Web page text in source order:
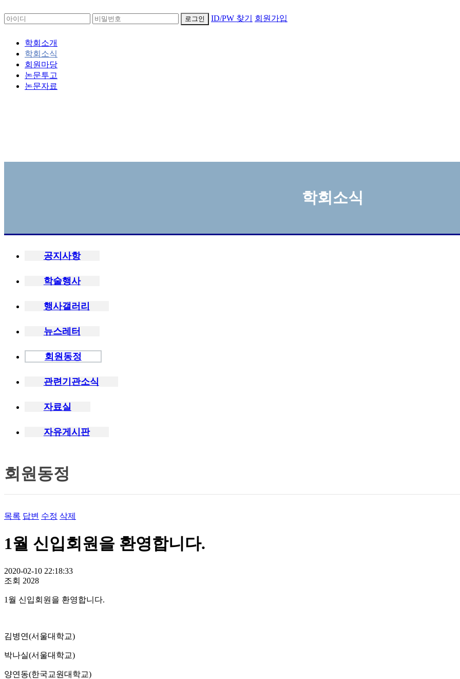
로그인 ID/PW 찾기 회원가입
학회소개
학회소식
회원마당
논문투고
논문자료
학회소식
공지사항
학술행사
행사갤러리
뉴스레터
회원동정
관련기관소식
자료실
자유게시판
회원동정
목록 답변 수정 삭제
1월 신입회원을 환영합니다.
2020-02-10 22:18:33
조회 2028
1월 신입회원을 환영합니다.
김병연(서울대학교)
박나실(서울대학교)
양연동(한국교원대학교)